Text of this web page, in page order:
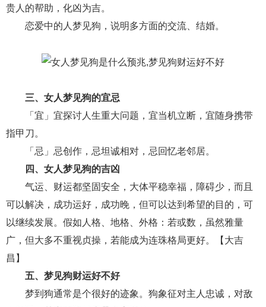
约会 情感语录 情商 两性健康
贵人的帮助，化凶为吉。
恋爱中的人梦见狗，说明多方面的交流、结婚。
三、女人梦见狗的宜忌
「宜」宜探讨人生重大问题，宜当机立断，宜随身携带
指甲刀。
「忌」忌创作，忌坦诚相对，忌回忆老邻居。
四、女人梦见狗的吉凶
气运、财运都坚固安全，大体平稳幸福，障碍少，而且
可以解决，成功运好，成功晚，但可以达到希望的目的，可
以继续发展。假如人格、地格、外格：若或数，虽然雅量
广，但大多不重视贞操，若能成为连珠格局更好。【大吉
昌】
五、梦见狗财运好不好
梦到狗通常是个很好的迹象。狗象征对主人忠诚，对敌